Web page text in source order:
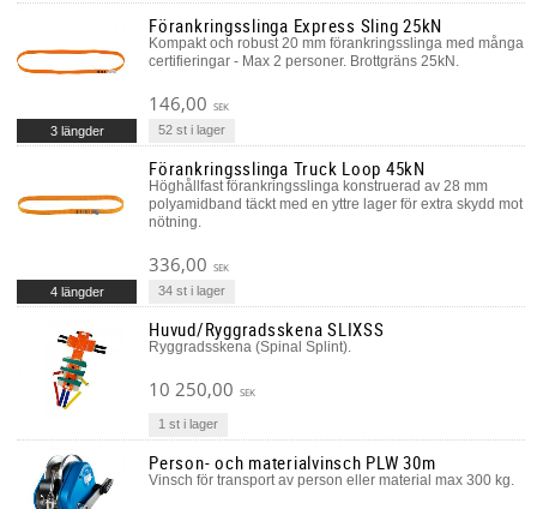
Förankringsslinga Express Sling 25kN
Kompakt och robust 20 mm förankringsslinga med många
certifieringar - Max 2 personer. Brottgräns 25kN.
146,00 SEK
3 längder 52 st i lager
Förankringsslinga Truck Loop 45kN
Höghållfast förankringsslinga konstruerad av 28 mm
polyamidband täckt med en yttre lager för extra skydd mot
nötning.
336,00 SEK
4 längder 34 st i lager
Huvud/Ryggradsskena SLIXSS
Ryggradsskena (Spinal Splint).
10 250,00 SEK
1 st i lager
Person- och materialvinsch PLW 30m
Vinsch för transport av person eller material max 300 kg.